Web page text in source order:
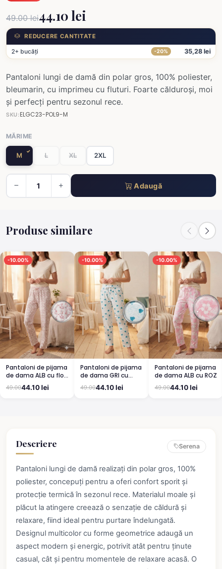
49.00 lei44.10 lei
REDUCERE CANTITATE
2+ bucăți -20% 35,28 lei
Pantaloni lungi de damă din polar gros, 100% poliester,
bleumarin, cu imprimeu cu fluturi. Foarte călduroși, moi
și perfecți pentru sezonul rece.
SKU:ELGC23-POL9-M
MĂRIME
M L XL 2XL
Adaugă
Produse similare
-10.00%
Pantaloni de pijama
de dama ALB cu flori
MICI ROZ
49.0044.10 lei
-10.00%
Pantaloni de pijama
de dama GRI cu
INIMI BLUE
49.0044.10 lei
-10.00%
Pantaloni de pijama
de dama ALB cu ROZ
49.0044.10 lei
Descriere Serena
Pantaloni lungi de damă realizați din polar gros, 100%
poliester, concepuți pentru a oferi confort sporit și
protecție termică în sezonul rece. Materialul moale și
plăcut la atingere creează o senzație de căldură și
relaxare, fiind ideal pentru purtare îndelungată.
Designul multicolor cu forme geometrice adaugă un
aspect modern și energic, potrivit atât pentru ținute
casual, cât și pentru momentele de relaxare acasă. O